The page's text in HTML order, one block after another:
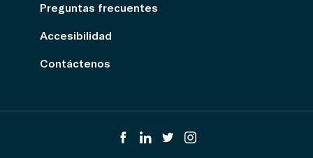
Preguntas frecuentes
Accesibilidad
Contáctenos